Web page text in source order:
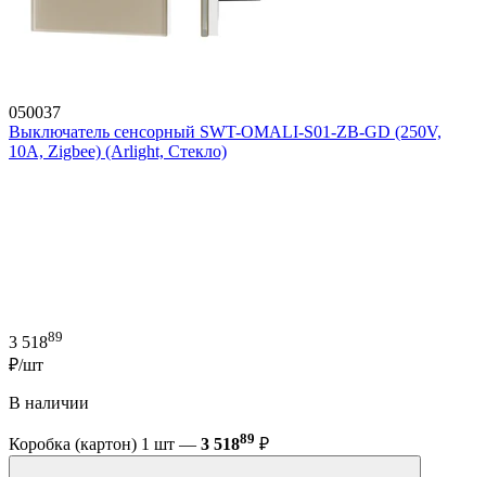
050037
Выключатель сенсорный SWT-OMALI-S01-ZB-GD (250V,
10A, Zigbee) (Arlight, Стекло)
3 51889
₽/шт
В наличии
Коробка (картон) 1 шт — 3 51889 ₽